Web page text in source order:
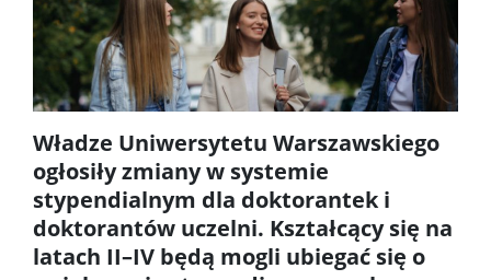
Doktoraty wdrożeniowe
Struktura
Regulaminy/zasady
Procedura przewodu doktorskiego
Władze Uniwersytetu Warszawskiego
ogłosiły zmiany w systemie
stypendialnym dla doktorantek i
doktorantów uczelni. Kształcący się na
latach II–IV będą mogli ubiegać się o